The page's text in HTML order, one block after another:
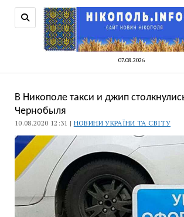
07.08.2026
В Никополе такси и джип
Чернобыля
10.08.2020 12:31 | НОВИНИ УКРАЇНИ ТА СВІТУ